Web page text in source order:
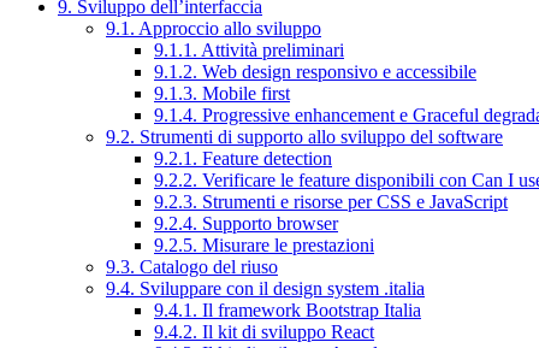
9. Sviluppo dell’interfaccia
9.1. Approccio allo sviluppo
9.1.1. Attività preliminari
9.1.2. Web design responsivo e accessibile
9.1.3. Mobile first
9.1.4. Progressive enhancement e Graceful
9.2. Strumenti di supporto allo sviluppo del software
9.2.1. Feature detection
9.2.2. Verificare le feature disponibili con Can I
9.2.3. Strumenti e risorse per CSS e JavaScript
9.2.4. Supporto browser
9.2.5. Misurare le prestazioni
9.3. Catalogo del riuso
9.4. Sviluppare con il design system .italia
9.4.1. Il framework Bootstrap Italia
9.4.2. Il kit di sviluppo React